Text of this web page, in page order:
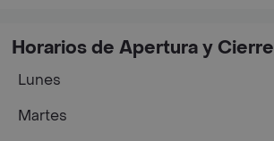
Horarios de Apertura y Cierre
Lunes
Martes